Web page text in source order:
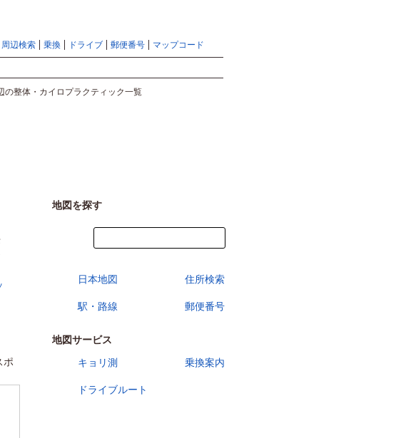
周辺検索 乗換 ドライブ 郵便番号 マップコード
の整体・カイロプラクティック一覧
ポ
地図を探す
日本地図 住所検索
駅・路線 郵便番号
地図サービス
キョリ測
乗換案内
ドライブルート